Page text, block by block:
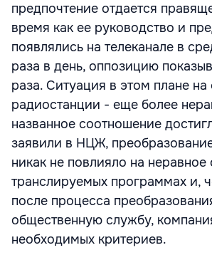
предпочтение отдается
время как ее руководство и
появлялись на телеканале в
раза в день, оппозицию
раза. Ситуация в этом плане
радиостанции - еще более
названное соотношение
заявили в НЦЖ,
никак не повлияло на
транслируемых программах и,
после процесса
общественную службу,
необходимых критериев.